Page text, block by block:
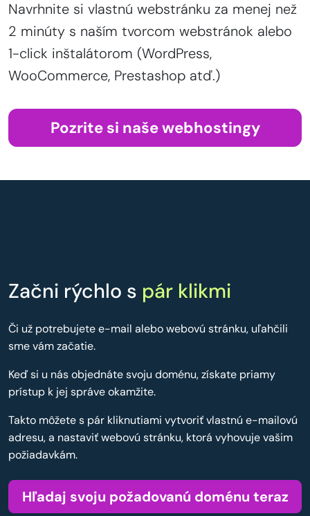
Navrhnite si vlastnú webstránku za menej než
2 minúty s naším tvorcom webstránok alebo
1-click inštalátorom (WordPress,
WooCommerce, Prestashop atď.)
Pozrite si naše webhostingy
Začni rýchlo s pár klikmi
Či už potrebujete e-mail alebo webovú stránku, uľahčili
sme vám začatie.
Keď si u nás objednáte svoju doménu, získate priamy
prístup k jej správe okamžite.
Takto môžete s pár kliknutiami vytvoriť vlastnú e-mailovú
adresu, a nastaviť webovú stránku, ktorá vyhovuje vašim
požiadavkám.
Hľadaj svoju požadovanú doménu teraz